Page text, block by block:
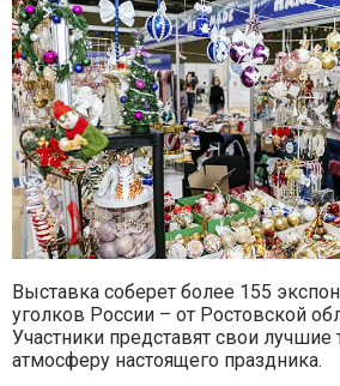
Выставка соберет более 155
уголков России – от Ростовской
Участники представят свои лучшие
атмосферу настоящего праздника.